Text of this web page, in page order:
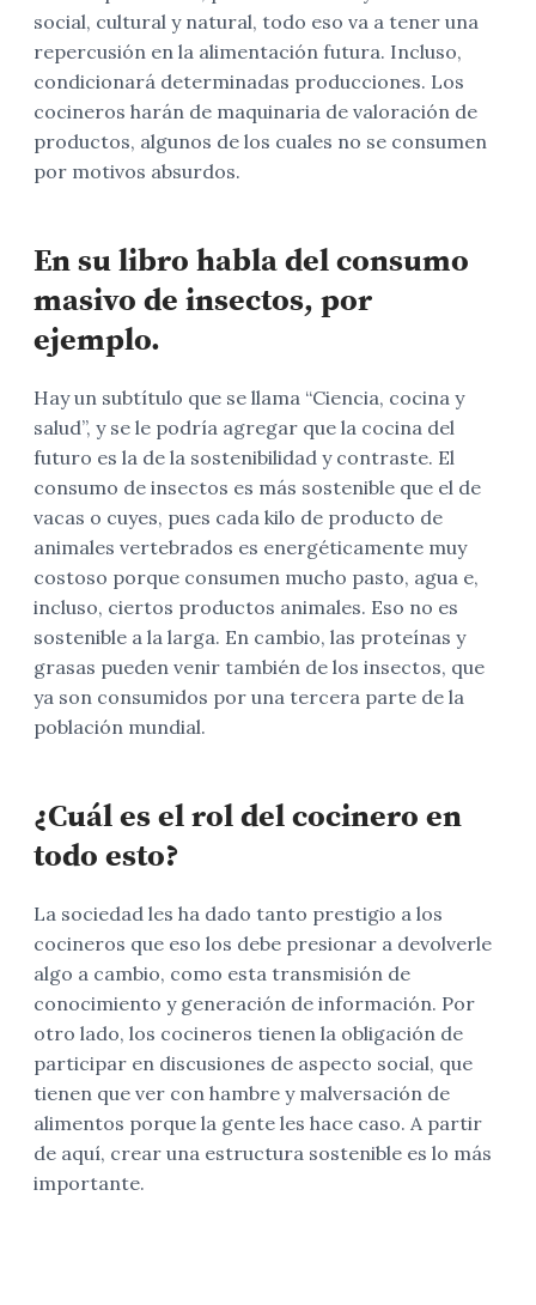
social, cultural y natural, todo eso va a tener una
repercusión en la alimentación futura. Incluso,
condicionará determinadas producciones. Los
cocineros harán de maquinaria de valoración de
productos, algunos de los cuales no se consumen
por motivos absurdos.
En su libro habla del consumo
masivo de insectos, por
ejemplo.
Hay un subtítulo que se llama “Ciencia, cocina y
salud”, y se le podría agregar que la cocina del
futuro es la de la sostenibilidad y contraste. El
consumo de insectos es más sostenible que el de
vacas o cuyes, pues cada kilo de producto de
animales vertebrados es energéticamente muy
costoso porque consumen mucho pasto, agua e,
incluso, ciertos productos animales. Eso no es
sostenible a la larga. En cambio, las proteínas y
grasas pueden venir también de los insectos, que
ya son consumidos por una tercera parte de la
población mundial.
¿Cuál es el rol del cocinero en
todo esto?
La sociedad les ha dado tanto prestigio a los
cocineros que eso los debe presionar a devolverle
algo a cambio, como esta transmisión de
conocimiento y generación de información. Por
otro lado, los cocineros tienen la obligación de
participar en discusiones de aspecto social, que
tienen que ver con hambre y malversación de
alimentos porque la gente les hace caso. A partir
de aquí, crear una estructura sostenible es lo más
importante.